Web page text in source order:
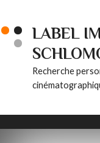
LABEL
Recherche